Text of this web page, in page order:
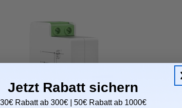
Jetzt Rabatt sichern
30€ Rabatt ab 300€ | 50€ Rabatt ab 1000€